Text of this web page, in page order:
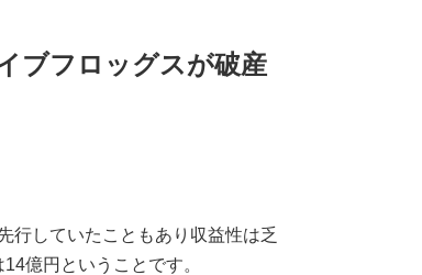
ブフロッグスが破産
行していたこともあり収益性は乏
億円ということです。